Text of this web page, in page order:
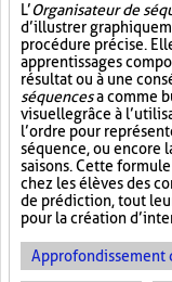
L’Organisateur de
d’illustrer
procédure précise.
apprentissages
résultat ou à une
séquencesa comme
visuellegrâce à
l’ordre pour
séquence, ou encore
saisons. Cette
chez les élèves des
de prédiction, tout
pour la création
Approfondissement